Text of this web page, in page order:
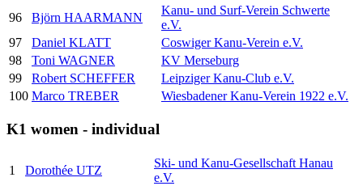
96
Björn HAARMANN
Kanu- und Surf-Verein Schwerte
e.V.
97
Daniel KLATT
Coswiger Kanu-Verein e.V.
98
Toni WAGNER
KV Merseburg
99
Robert SCHEFFER
Leipziger Kanu-Club e.V.
100 Marco TREBER Wiesbadener Kanu-Verein 1922 e.V.
K1 women - individual
1 Dorothée UTZ
Ski- und Kanu-Gesellschaft Hanau
e.V.